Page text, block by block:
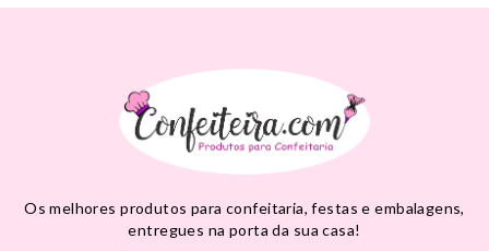
Os melhores produtos para confeitaria, festas e embalagens,
entregues na porta da sua casa!